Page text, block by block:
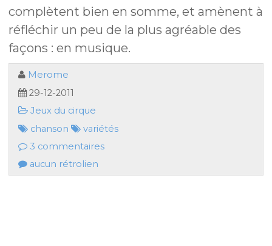
complètent bien en somme, et amènent à
réfléchir un peu de la plus agréable des
façons : en musique.
Merome
29-12-2011
Jeux du cirque
chanson
variétés
3 commentaires
aucun rétrolien